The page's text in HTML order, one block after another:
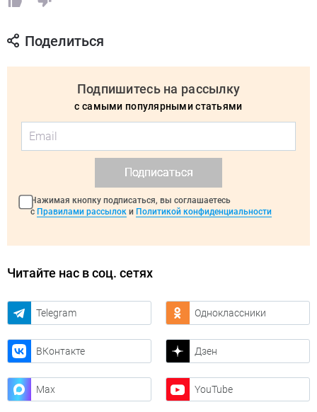
Поделиться
Подпишитесь на рассылку
с самыми популярными статьями
Подписаться
Нажимая кнопку подписаться, вы соглашаетесь
с Правилами рассылок и Политикой конфиденциальности
Читайте нас в соц. сетях
Telegram Одноклассники
ВКонтакте Дзен
Max YouTube